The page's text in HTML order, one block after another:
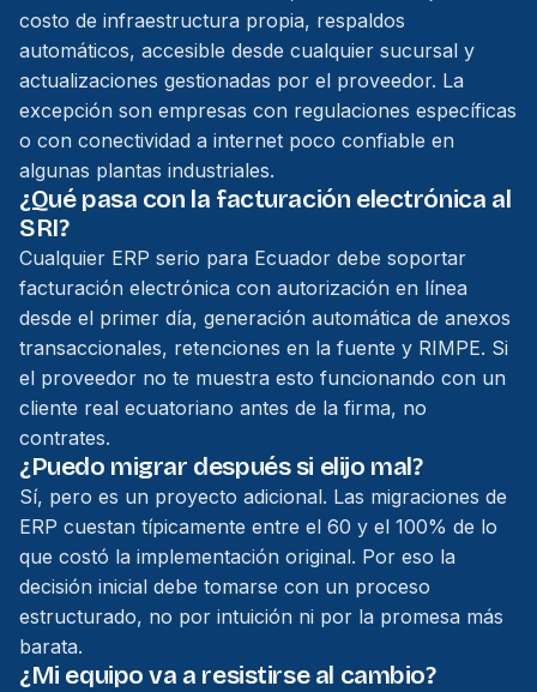
costo de infraestructura propia, respaldos
automáticos, accesible desde cualquier sucursal y
actualizaciones gestionadas por el proveedor. La
excepción son empresas con regulaciones específicas
o con conectividad a internet poco confiable en
algunas plantas industriales.
¿Qué pasa con la facturación electrónica al
SRI?
Cualquier ERP serio para Ecuador debe soportar
facturación electrónica con autorización en línea
desde el primer día, generación automática de anexos
transaccionales, retenciones en la fuente y RIMPE. Si
el proveedor no te muestra esto funcionando con un
cliente real ecuatoriano antes de la firma, no
contrates.
¿Puedo migrar después si elijo mal?
Sí, pero es un proyecto adicional. Las migraciones de
ERP cuestan típicamente entre el 60 y el 100% de lo
que costó la implementación original. Por eso la
decisión inicial debe tomarse con un proceso
estructurado, no por intuición ni por la promesa más
barata.
¿Mi equipo va a resistirse al cambio?